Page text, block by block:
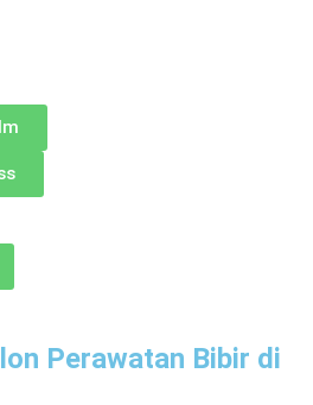
Perawatan Bibir di